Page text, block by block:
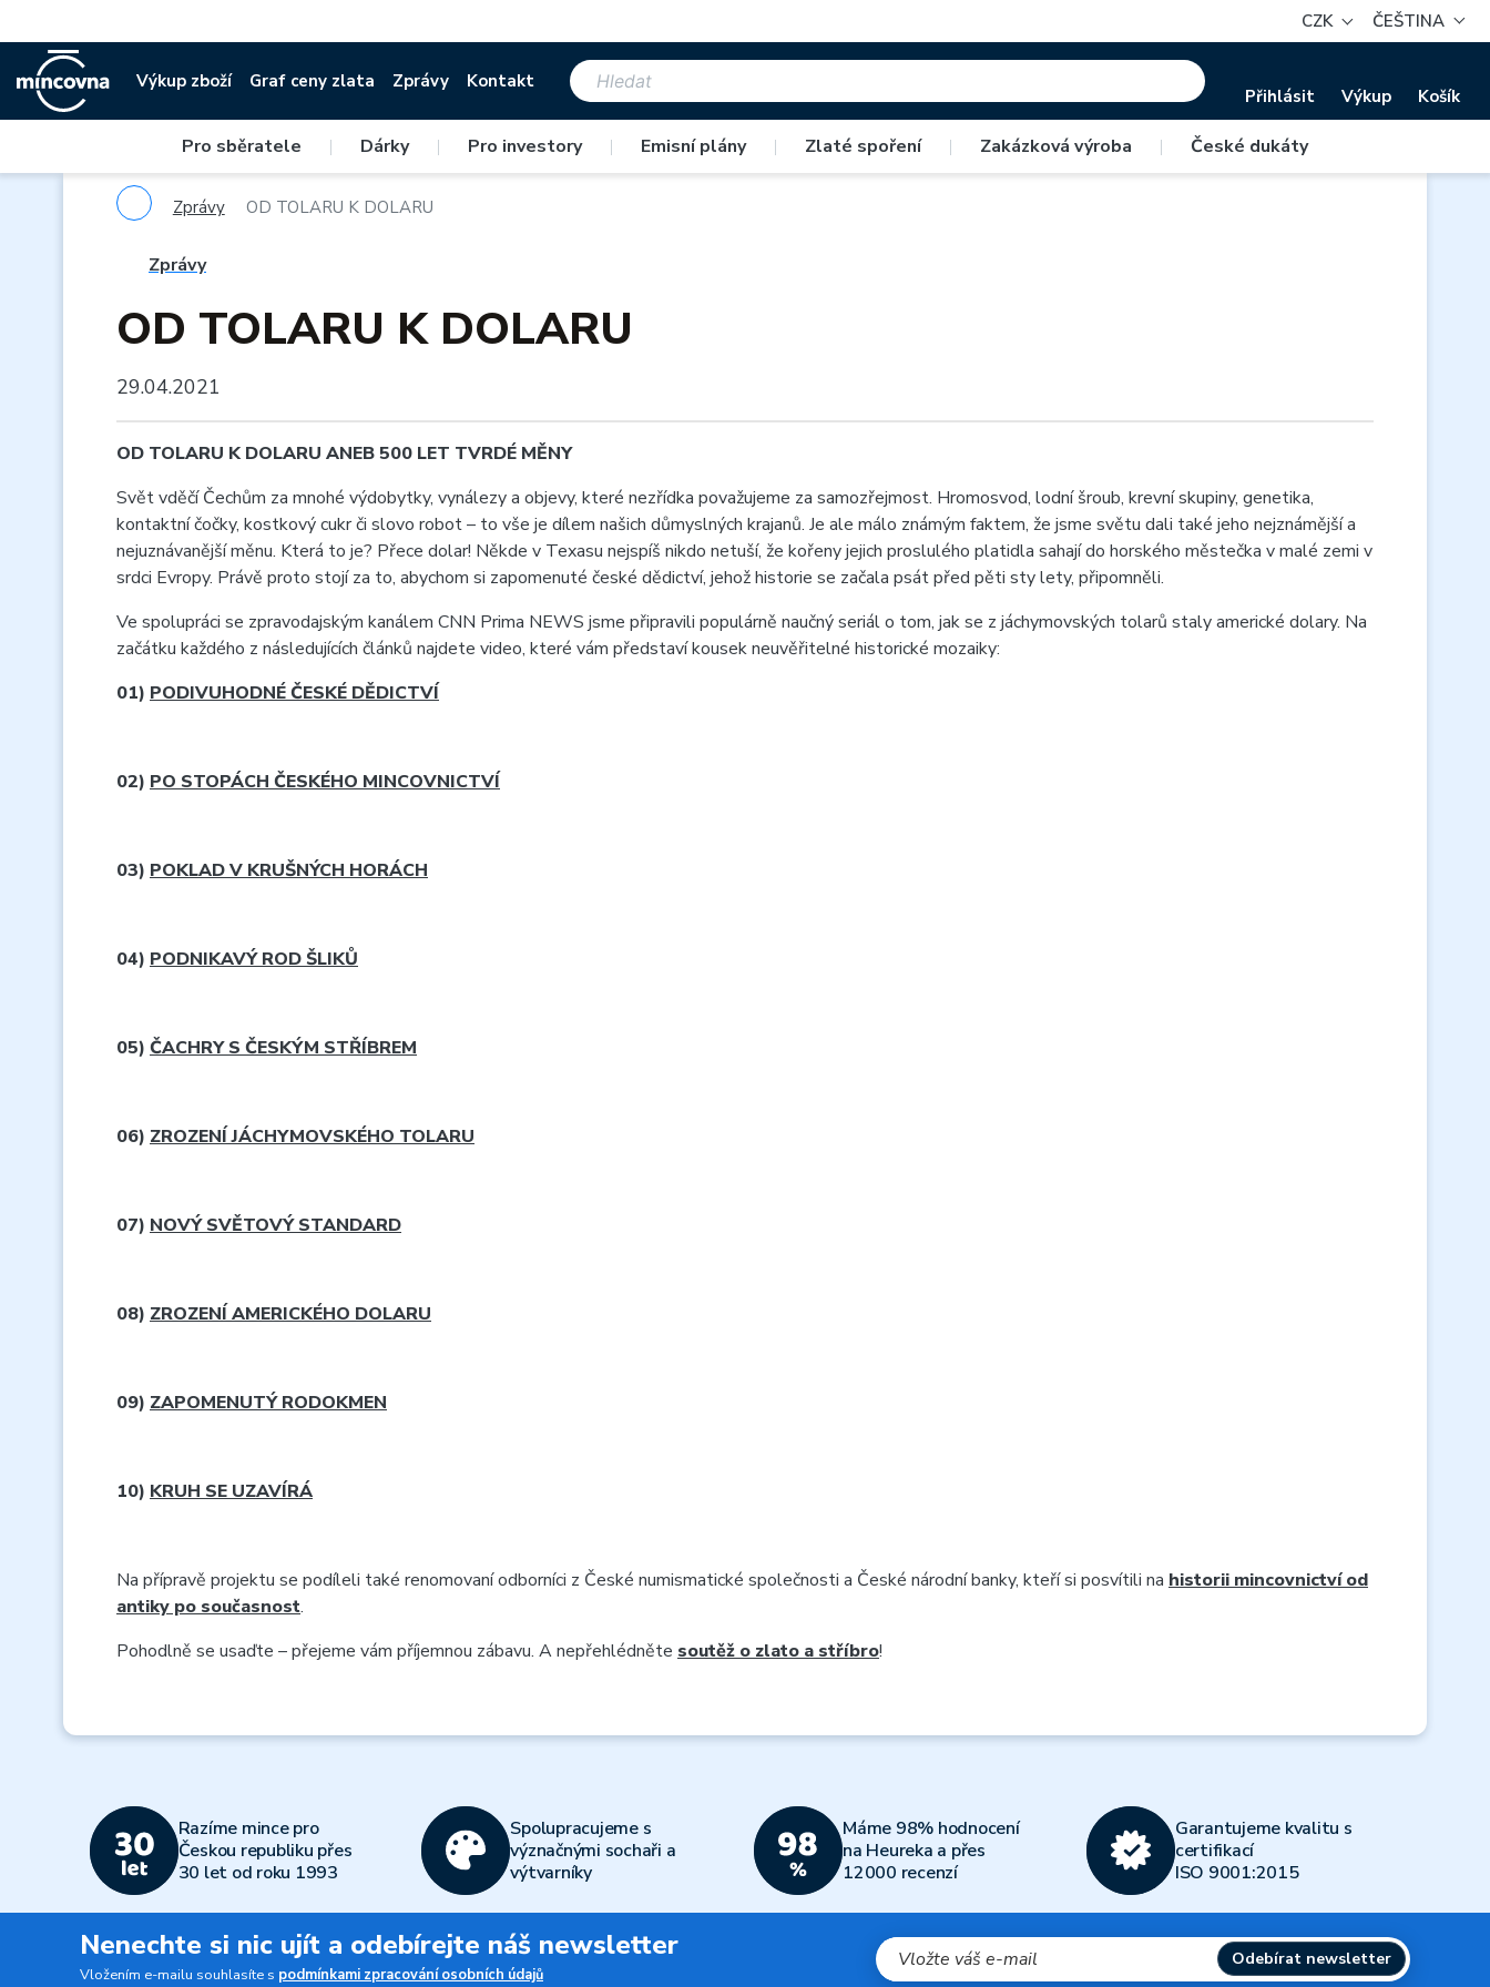
CZK ČEŠTINA
Výkup zboží Graf ceny zlata Zprávy Kontakt
Přihlásit Výkup Košík
Pro sběratele | Dárky | Pro investory | Emisní plány | Zlaté spoření | Zakázková výroba | České dukáty
Zprávy OD TOLARU K DOLARU
Zprávy
OD TOLARU K DOLARU
29.04.2021
OD TOLARU K DOLARU ANEB 500 LET TVRDÉ MĚNY
Svět vděčí Čechům za mnohé výdobytky, vynálezy a objevy, které nezřídka považujeme za samozřejmost. Hromosvod, lodní šroub, krevní skupiny, genetika,
kontaktní čočky, kostkový cukr či slovo robot – to vše je dílem našich důmyslných krajanů. Je ale málo známým faktem, že jsme světu dali také jeho nejznámější a
nejuznávanější měnu. Která to je? Přece dolar! Někde v Texasu nejspíš nikdo netuší, že kořeny jejich proslulého platidla sahají do horského městečka v malé zemi v
srdci Evropy. Právě proto stojí za to, abychom si zapomenuté české dědictví, jehož historie se začala psát před pěti sty lety, připomněli.
Ve spolupráci se zpravodajským kanálem CNN Prima NEWS jsme připravili populárně naučný seriál o tom, jak se z jáchymovských tolarů staly americké dolary. Na
začátku každého z následujících článků najdete video, které vám představí kousek neuvěřitelné historické mozaiky:
01) PODIVUHODNÉ ČESKÉ DĚDICTVÍ
02) PO STOPÁCH ČESKÉHO MINCOVNICTVÍ
03) POKLAD V KRUŠNÝCH HORÁCH
04) PODNIKAVÝ ROD ŠLIKŮ
05) ČACHRY S ČESKÝM STŘÍBREM
06) ZROZENÍ JÁCHYMOVSKÉHO TOLARU
07) NOVÝ SVĚTOVÝ STANDARD
08) ZROZENÍ AMERICKÉHO DOLARU
09) ZAPOMENUTÝ RODOKMEN
10) KRUH SE UZAVÍRÁ
Na přípravě projektu se podíleli také renomovaní odborníci z České numismatické společnosti a České národní banky, kteří si posvítili na historii mincovnictví od
antiky po současnost.
Pohodlně se usaďte – přejeme vám příjemnou zábavu. A nepřehlédněte soutěž o zlato a stříbro!
Razíme mince pro
Českou republiku přes
30 let od roku 1993
Spolupracujeme s
význačnými sochaři a
výtvarníky
Máme 98% hodnocení
na Heureka a přes
12000 recenzí
Garantujeme kvalitu s
certifikací
ISO 9001:2015
Nenechte si nic ujít a odebírejte náš newsletter
Vložením e-mailu souhlasíte s podmínkami zpracování osobních údajů
Odebírat newsletter